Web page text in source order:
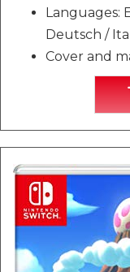
Languages:
Deutsch /
Cover and